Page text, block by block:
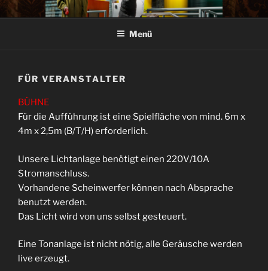
Zum
InhaltIM MENSCHENTRICHTER
SZENEN AUS DER GROSSTADT
Menü
FÜR VERANSTALTER
BÜHNE
Für die Aufführung ist eine Spielfläche von mind. 6m x
4m x 2,5m (B/T/H) erforderlich.
Unsere Lichtanlage benötigt einen 220V/10A
Stromanschluss.
Vorhandene Scheinwerfer können nach Absprache
benutzt werden.
Das Licht wird von uns selbst gesteuert.
Eine Tonanlage ist nicht nötig, alle Geräusche werden
live erzeugt.